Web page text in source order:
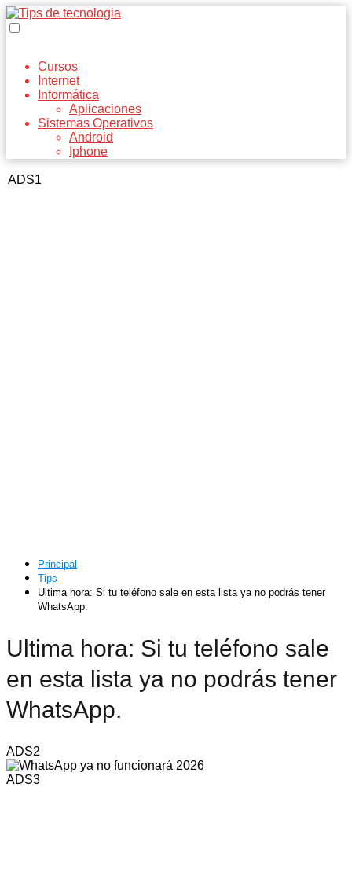
Cursos
Internet
Informática
Aplicaciones
Sistemas Operativos
Android
Iphone
ADS1
Principal
Tips
Ultima hora: Si tu teléfono sale en esta lista ya no podrás tener
WhatsApp.
Ultima hora: Si tu teléfono sale
en esta lista ya no podrás tener
WhatsApp.
ADS2
ADS3